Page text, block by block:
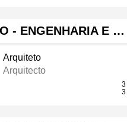
- ENGENHARIA E …
Arquiteto
Arquitecto